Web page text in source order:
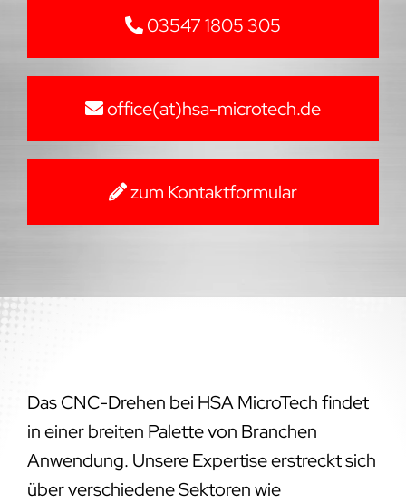
03547 1805 305
office(at)hsa-microtech.de
zum Kontaktformular
Das CNC-Drehen bei HSA MicroTech findet
in einer breiten Palette von Branchen
Anwendung. Unsere Expertise erstreckt sich
über verschiedene Sektoren wie